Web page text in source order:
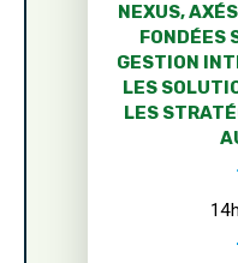
NEXUS,
FONDÉES
GESTION
LES
LES